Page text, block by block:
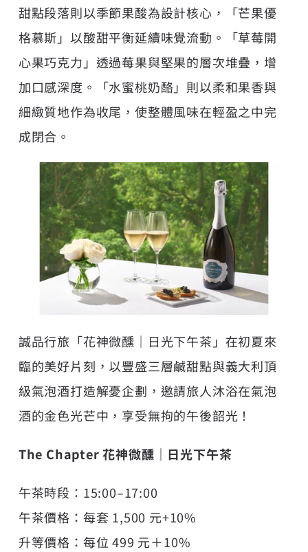
甜點段落則以季節果酸為設計核心，「芒果優
格慕斯」以酸甜平衡延續味覺流動。「草莓開
心果巧克力」透過莓果與堅果的層次堆疊，增
加口感深度。「水蜜桃奶酪」則以柔和果香與
細緻質地作為收尾，使整體風味在輕盈之中完
成閉合。
誠品行旅「花神微醺｜日光下午茶」在初夏來
臨的美好片刻，以豐盛三層鹹甜點與義大利頂
級氣泡酒打造解憂企劃，邀請旅人沐浴在氣泡
酒的金色光芒中，享受無拘的午後韶光！
The Chapter 花神微醺｜日光下午茶
午茶時段：15:00–17:00
午茶價格：每套 1,500 元+10%
升等價格：每位 499 元＋10%